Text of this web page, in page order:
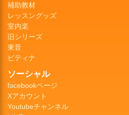
補助教材
レッスングッズ
室内楽
旧シリーズ
東音
ピティナ
ソーシャル
facebookページ
Xアカウント
Youtubeチャンネル